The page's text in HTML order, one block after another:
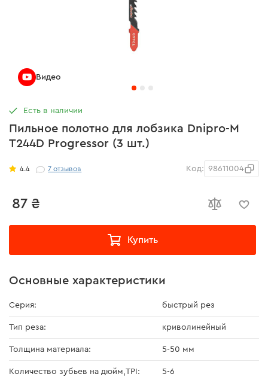
Пильное полотно для лобзика Dnipro-M
T244D Progressor (3 шт.)
4.4 7отзывов Код: 98611004
87 ₴
Купить
Есть в наличии
Основные характеристики
Серия: быстрый рез
Тип реза: криволинейный
Толщина материала: 5-50 мм
Количество зубьев на дюйм,TPI: 5-6
Видео